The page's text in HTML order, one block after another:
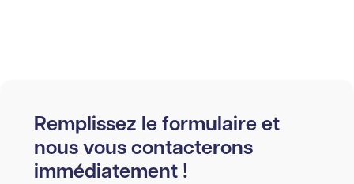
Remplissez le formulaire et
nous vous contacterons
immédiatement !